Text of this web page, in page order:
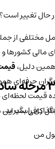
تغییر است؟
مختلفی از
کشورها و
دلیل،قیمت
حرفه‌ای
قیمت لحظه‌ای
را بگیرید.
کافی‌ست این